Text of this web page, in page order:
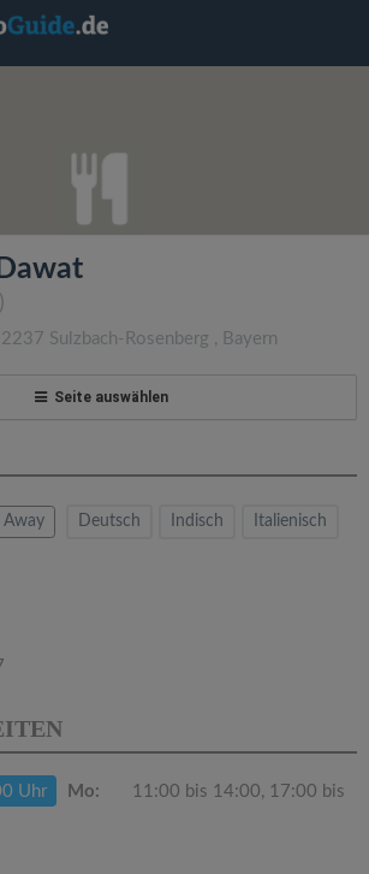
Sulzbach-Rosenberg , Bayern
Seite auswählen
Away Deutsch Indisch Italienisch
Uhr Mo: 11:00 bis 14:00, 17:00 bis